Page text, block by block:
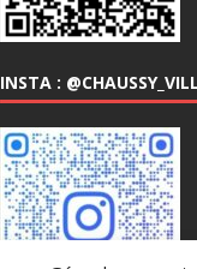
INSTA :